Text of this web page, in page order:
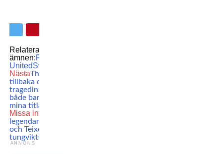
Relaterade
ämnen:Fotboll
UnitedSvensk fotboll
NästaThorslund
tillbaka efter
tragedin: ”Förlorade
både barnet och
mina titlar”
Missa inte
legendarerna Shogun
och Teixeira möts i
tungviktsboxning
ANNONS